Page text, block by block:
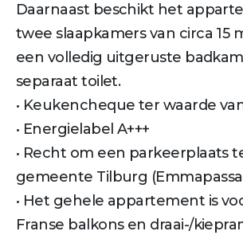
Daarnaast beschikt het
twee slaapkamers van circa 15
een volledig uitgeruste
separaat toilet.
• Keukencheque ter waarde
• Energielabel A+++
• Recht om een parkeerplaats
gemeente Tilburg
• Het gehele appartement is
Franse balkons en draai-/